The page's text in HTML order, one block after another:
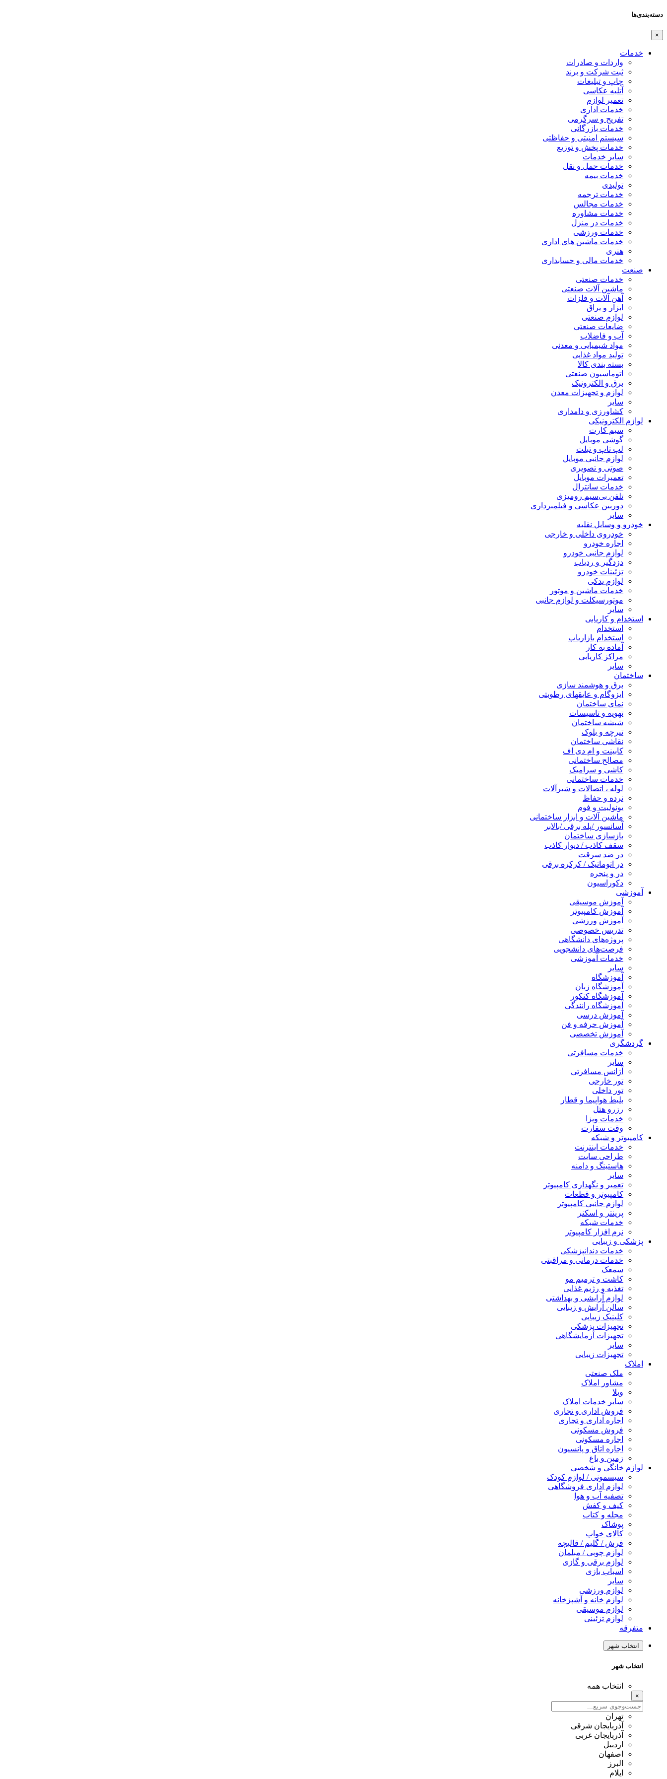
دسته‌بندی‌ها
×
خدمات
واردات و صادرات
ثبت شرکت و برند
چاپ و تبلیغات
آتلیه عکاسی
تعمیر لوازم
خدمات اداری
تفریح و سرگرمی
خدمات بازرگانی
سیستم امنیتی و حفاظتی
خدمات پخش و توزیع
سایر خدمات
خدمات حمل و نقل
خدمات بیمه
تولیدی
خدمات ترجمه
خدمات مجالس
خدمات مشاوره
خدمات در منزل
خدمات ورزشی
خدمات ماشین های اداری
هنری
خدمات مالی و حسابداری
صنعت
خدمات صنعتی
ماشین آلات صنعتی
آهن آلات و فلزات
ابزار و یراق
لوازم صنعتی
ضایعات صنعتی
آب و فاضلاب
مواد شیمیایی و معدنی
تولید مواد غذایی
بسته بندی کالا
اتوماسیون صنعتی
برق و الکترونیک
لوازم و تجهیزات معدن
سایر
کشاورزی و دامداری
لوازم الکترونیکی
سیم کارت
گوشی موبایل
لپ تاپ و تبلت
لوازم جانبی موبایل
صوتی و تصویری
تعمیرات موبایل
خدمات سانترال
تلفن بی‌سیم رومیزی
دوربین عکاسی و فیلمبرداری
سایر
خودرو و وسایل نقلیه
خودروی داخلی و خارجی
اجاره خودرو
لوازم جانبی خودرو
دزدگیر و ردیاب
تزئینات خودرو
لوازم یدکی
خدمات ماشین و موتور
موتورسیکلت و لوازم جانبی
سایر
استخدام و کاریابی
استخدام
استخدام بازاریاب
آماده به کار
مراکز کاریابی
سایر
ساختمان
برق و هوشمند سازی
ایزوگام و عایقهای رطوبتی
نمای ساختمان
تهویه و تاسیسات
شیشه ساختمان
تیرچه و بلوک
نقاشی ساختمان
کابینت و ام دی اف
مصالح ساختمانی
کاشی و سرامیک
خدمات ساختمانی
لوله ، اتصالات و شیرآلات
نرده و حفاظ
یونولیت و فوم
ماشین آلات و ابزار ساختمانی
آسانسور /پله برقی /بالابر
بازسازی ساختمان
سقف کاذب / دیوار کاذب
در ضد سرقت
در اتوماتیک / کرکره برقی
در و پنجره
دکوراسیون
آموزشی
آموزش موسیقی
آموزش کامپیوتر
آموزش ورزشی
تدریس خصوصی
پروژه‌های دانشگاهی
فرصت‌های دانشجویی
خدمات آموزشی
سایر
آموزشگاه
آموزشگاه زبان
آموزشگاه کنکور
آموزشگاه رانندگی
آموزش درسی
آموزش حرفه و فن
آموزش تخصصی
گردشگری
خدمات مسافرتی
سایر
آژانس مسافرتی
تور خارجی
تور داخلی
بلیط هواپیما و قطار
رزرو هتل
خدمات ویزا
وقت سفارت
کامپیوتر و شبکه
خدمات اینترنت
طراحی سایت
هاستینگ و دامنه
سایر
تعمیر و نگهداری کامپیوتر
کامپیوتر و قطعات
لوازم جانبی کامپیوتر
پرینتر و اسکنر
خدمات شبکه
نرم افزار کامپیوتر
پزشکی و زیبایی
خدمات دندانپزشکی
خدمات درمانی و مراقبتی
سمعک
کاشت و ترمیم مو
تغذیه و رژیم غذایی
لوازم آرایشی و بهداشتی
سالن آرایش و زیبایی
کلینیک زیبایی
تجهیزات پزشکی
تجهیزات آزمایشگاهی
سایر
تجهیزات زیبایی
املاک
ملک صنعتی
مشاور املاک
ویلا
سایر خدمات املاک
فروش اداری و تجاری
اجاره اداری و تجاری
فروش مسکونی
اجاره مسکونی
اجاره اتاق و پانسیون
زمین و باغ
لوازم خانگی و شخصی
سیسمونی / لوازم کودک
لوازم اداری فروشگاهی
تصفیه آب و هوا
کیف و کفش
مجله و کتاب
پوشاک
کالای خواب
فرش / گلیم / قالیچه
لوازم چوبی / مبلمان
لوازم برقی و گازی
اسباب بازی
سایر
لوازم ورزشی
لوازم خانه و آشپزخانه
لوازم موسیقی
لوازم تزئینی
متفرقه
انتخاب شهر
انتخاب شهر
انتخاب همه
×
تهران
آذربایجان شرقی
آذربایجان غربی
اردبیل
اصفهان
البرز
ایلام